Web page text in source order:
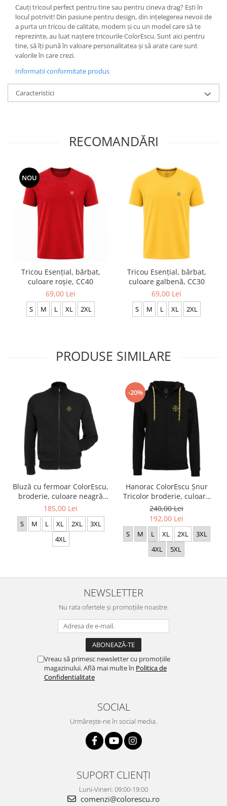
Cauţi tricoul perfect pentru tine sau pentru cineva drag? Eşti în
locul potrivit! Din pasiune pentru design, din inţelegerea nevoii de
a purta un tricou de calitate, modern şi cu un model care să te
reprezinte, au luat naştere tricourile ColorEscu. Sunt aici pentru
tine, să îţi pună în valoare personalitatea şi să arate care sunt
valorile în care crezi.
Informatii conformitate produs
Caracteristici
RECOMANDĂRI
NOU
Tricou Esențial, bărbat,
culoare roșie, CC40
69,00 Lei
S M L XL 2XL
Tricou Esențial, bărbat,
culoare galbenă, CC30
69,00 Lei
S M L XL 2XL
PRODUSE SIMILARE
Bluză cu fermoar ColorEscu,
broderie, culoare neagră
CH23
185,00 Lei
S M L XL 2XL
3XL
4XL
-20%
Hanorac ColorEscu Șnur
Tricolor broderie, culoare
neagra CH27
240,00 Lei
192,00 Lei
S M L XL 2XL
3XL
4XL
5XL
NEWSLETTER
Nu rata ofertele și promoțiile noastre.
Vreau să primesc newsletter cu promoțiile
magazinului. Află mai multe în Politica de
Confidentialitate
SOCIAL
Urmărește-ne în social media.
SUPORT CLIENȚI
Luni-Vineri: 09:00-19:00
comenzi@colorescu.ro